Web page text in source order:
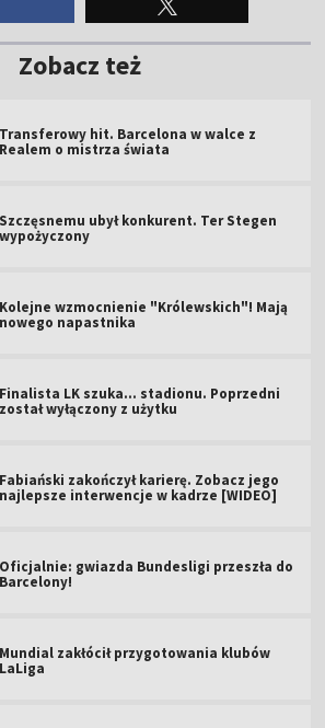
Zobacz też
Transferowy hit. Barcelona w walce z
Realem o mistrza świata
Szczęsnemu ubył konkurent. Ter Stegen
wypożyczony
Kolejne wzmocnienie "Królewskich"! Mają
nowego napastnika
Finalista LK szuka... stadionu. Poprzedni
został wyłączony z użytku
Fabiański zakończył karierę. Zobacz jego
najlepsze interwencje w kadrze [WIDEO]
Oficjalnie: gwiazda Bundesligi przeszła do
Barcelony!
Mundial zakłócił przygotowania klubów
LaLiga